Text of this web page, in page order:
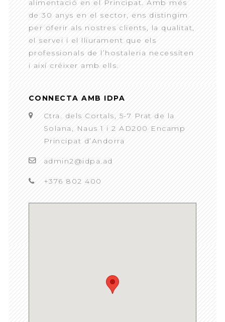
alimentació en el Principat. Amb més
de 30 anys en el sector, ens distingim
per oferir als nostres clients, la qualitat,
el servei i el lliurament que els
professionals de l’hostaleria necessiten
i així créixer amb ells.
CONNECTA AMB IDPA
Ctra. dels Cortals, 5-7 Prat de la
Solana, Naus 1 i 2 AD200 Encamp
Principat d’Andorra
admin2@idpa.ad
+376 802 400